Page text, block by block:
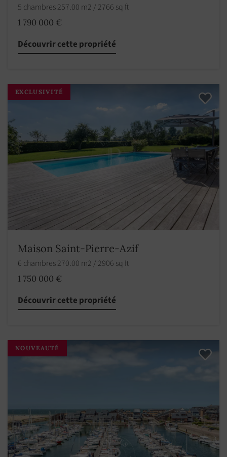
5 chambres 257.00 m2 / 2766 sq ft
1 790 000 €
Découvrir cette propriété
EXCLUSIVITÉ
Maison Saint-Pierre-Azif
6 chambres 270.00 m2 / 2906 sq ft
1 750 000 €
Découvrir cette propriété
NOUVEAUTÉ